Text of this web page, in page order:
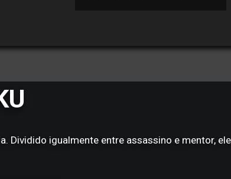
Dividido igualmente entre assassino e mentor,